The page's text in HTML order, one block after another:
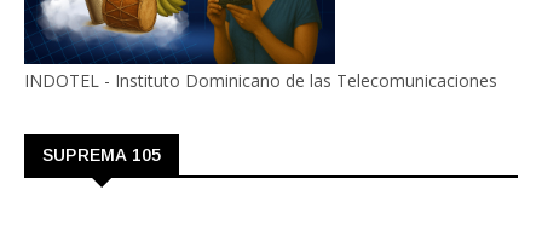
INDOTEL - Instituto Dominicano de las Telecomunicaciones
SUPREMA 105